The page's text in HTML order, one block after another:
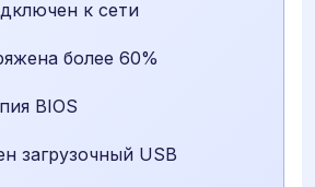
к сети
более 60%
BIOS
загрузочный USB